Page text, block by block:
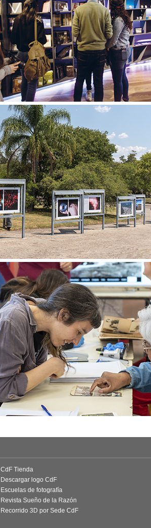
CdF Tienda
Descargar logo CdF
Escuelas de fotografía
Revista Sueño de la Razón
Recorrido 3D por Sede CdF